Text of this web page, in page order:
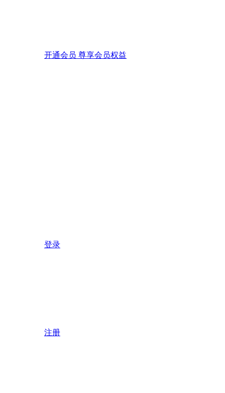
开通会员 尊享会员权益
登录
注册